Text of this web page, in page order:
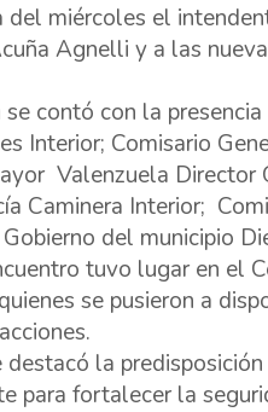
del miércoles el
Agnelli y a las
se contó con la
Interior; Comisario
Valenzuela Director
Caminera Interior;
del municipio
tuvo lugar en el
se pusieron a
destacó la
para fortalecer la